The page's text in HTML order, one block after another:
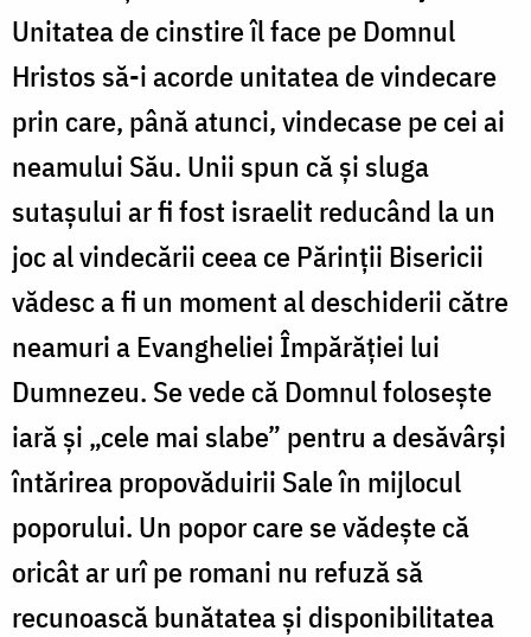
Unitatea de cinstire îl face pe Domnul
Hristos să-i acorde unitatea de vindecare
prin care, până atunci, vindecase pe cei ai
neamului Său. Unii spun că și sluga
sutașului ar fi fost israelit reducând la un
joc al vindecării ceea ce Părinții Bisericii
vădesc a fi un moment al deschiderii către
neamuri a Evangheliei Împărăției lui
Dumnezeu. Se vede că Domnul folosește
iară și „cele mai slabe” pentru a desăvârși
întărirea propovăduirii Sale în mijlocul
poporului. Un popor care se vădește că
oricât ar urîpe romani nu refuză să
recunoască bunătatea și disponibilitatea